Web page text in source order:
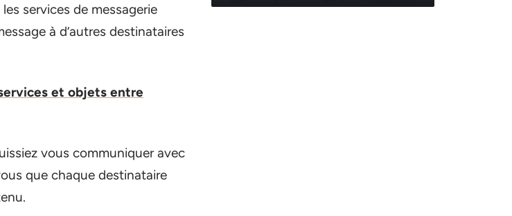
services de messagerie
à d’autres destinataires
et objets entre
vous communiquer avec
que chaque destinataire